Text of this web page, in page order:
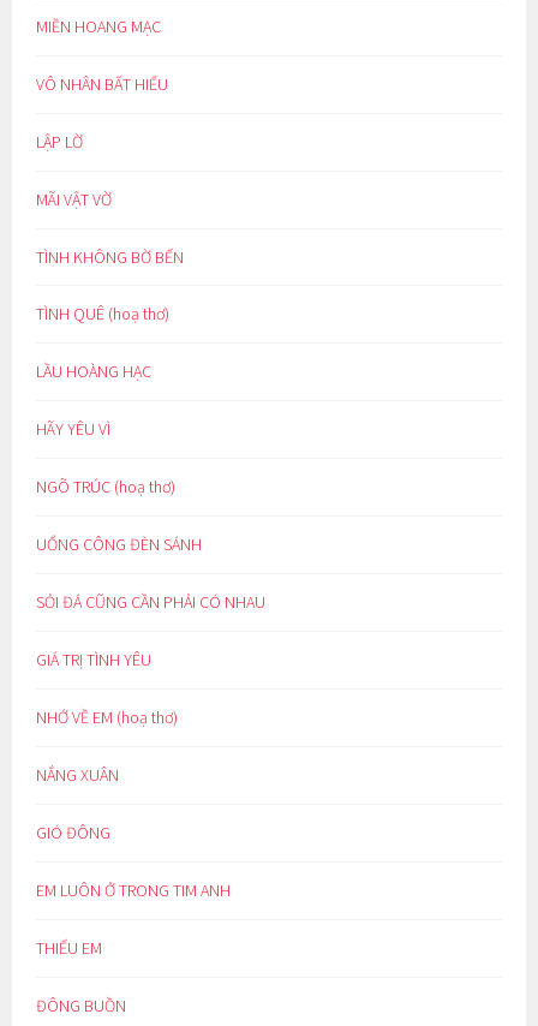
MIỀN HOANG MẠC
VÔ NHÂN BẤT HIẾU
LẬP LỜ
MÃI VẬT VỜ
TÌNH KHÔNG BỜ BẾN
TÌNH QUÊ (hoạ thơ)
LẦU HOÀNG HẠC
HÃY YÊU VÌ
NGÕ TRÚC (hoạ thơ)
UỔNG CÔNG ĐÈN SÁNH
SỎI ĐÁ CŨNG CẦN PHẢI CÓ NHAU
GIÁ TRỊ TÌNH YÊU
NHỚ VỀ EM (hoạ thơ)
NẮNG XUÂN
GIÓ ĐÔNG
EM LUÔN Ở TRONG TIM ANH
THIẾU EM
ĐÔNG BUỒN